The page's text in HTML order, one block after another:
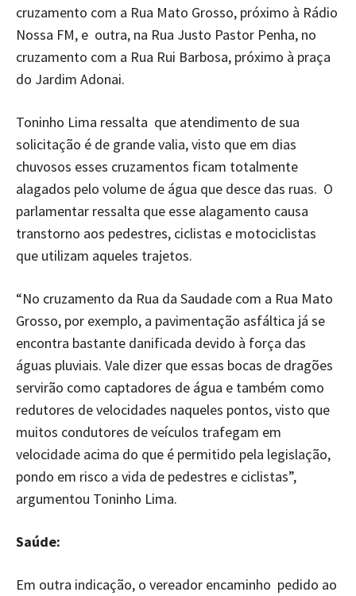
cruzamento com a Rua Mato Grosso, próximo à Rádio
Nossa FM, e outra, na Rua Justo Pastor Penha, no
cruzamento com a Rua Rui Barbosa, próximo à praça
do Jardim Adonai.
Toninho Lima ressalta que atendimento de sua
solicitação é de grande valia, visto que em dias
chuvosos esses cruzamentos ficam totalmente
alagados pelo volume de água que desce das ruas. O
parlamentar ressalta que esse alagamento causa
transtorno aos pedestres, ciclistas e motociclistas
que utilizam aqueles trajetos.
“No cruzamento da Rua da Saudade com a Rua Mato
Grosso, por exemplo, a pavimentação asfáltica já se
encontra bastante danificada devido à força das
águas pluviais. Vale dizer que essas bocas de dragões
servirão como captadores de água e também como
redutores de velocidades naqueles pontos, visto que
muitos condutores de veículos trafegam em
velocidade acima do que é permitido pela legislação,
pondo em risco a vida de pedestres e ciclistas”,
argumentou Toninho Lima.
Saúde:
Em outra indicação, o vereador encaminho pedido ao